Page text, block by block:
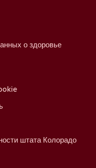
о здоровье
штата Колорадо